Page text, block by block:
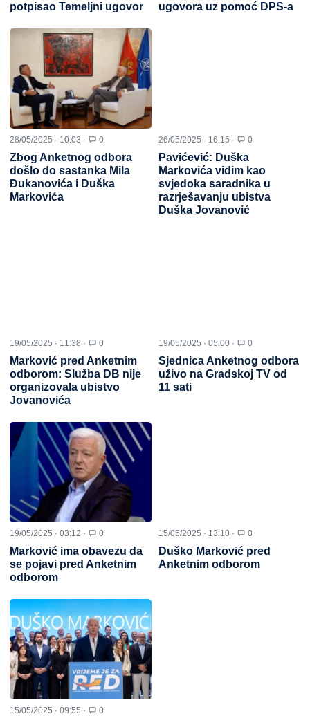
potpisao Temeljni ugovor
ugovora uz pomoć DPS-a
28/05/2025 · 10:03 · 0
Zbog Anketnog odbora
došlo do sastanka Mila
Đukanovića i Duška
Markovića
26/05/2025 · 16:15 · 0
Pavićević: Duška
Markovića vidim kao
svjedoka saradnika u
razrješavanju ubistva
Duška Jovanović
19/05/2025 · 11:38 · 0
Marković pred Anketnim
odborom: Služba DB nije
organizovala ubistvo
Jovanovića
19/05/2025 · 05:00 · 0
Sjednica Anketnog odbora
uživo na Gradskoj TV od
11 sati
19/05/2025 · 03:12 · 0
Marković ima obavezu da
se pojavi pred Anketnim
odborom
15/05/2025 · 13:10 · 0
Duško Marković pred
Anketnim odborom
15/05/2025 · 09:55 · 0